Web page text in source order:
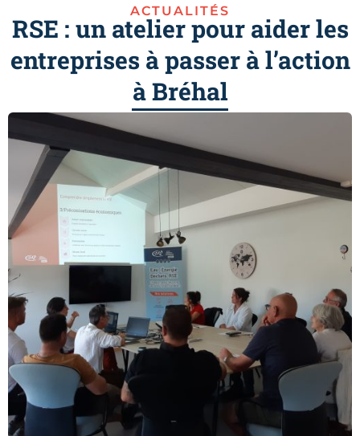
ACTUALITÉS
RSE : un atelier pour aider les
entreprises à passer à l’action
à Bréhal